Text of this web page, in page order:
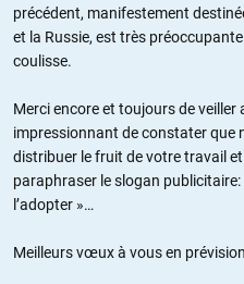
précédent, manifestement
et la Russie, est très
coulisse.
Merci encore et toujours de veiller
impressionnant de constater que
distribuer le fruit de votre travail
paraphraser le slogan publicitaire:
l’adopter »…
Meilleurs vœux à vous en